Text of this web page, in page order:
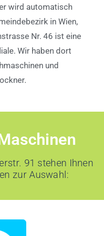
wird automatisch
in Wien,
Nr. 46 ist eine
Wir haben dort
und
91​ stehen Ihnen
zur Auswahl: